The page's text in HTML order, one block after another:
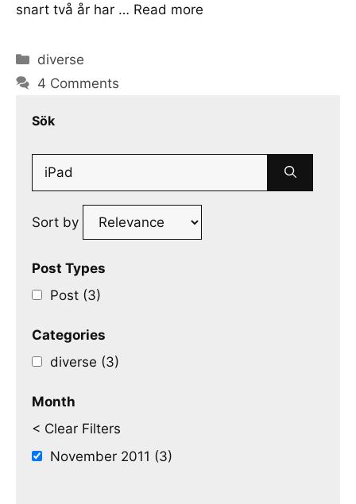
snart två år har … Read more
Categories
diverse
4 Comments
Sök
Search
Sort by
Post Types
Post (3)
Categories
diverse (3)
Month
< Clear Filters
November 2011 (3)